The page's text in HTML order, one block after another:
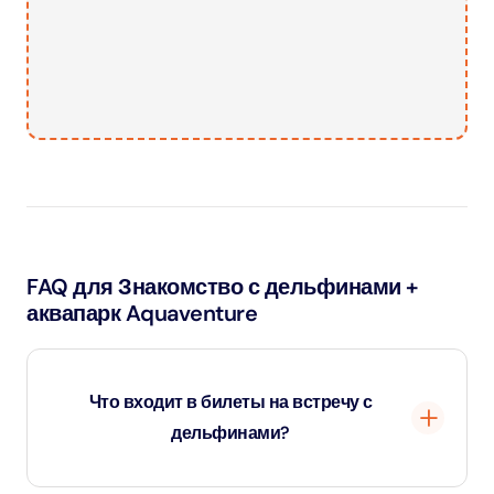
FAQ для Знакомство с дельфинами +
аквапарк Aquaventure
Что входит в билеты на встречу с
дельфинами?